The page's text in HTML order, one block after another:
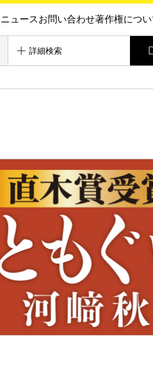
ニュースお問い合わせ著作権につい
詳細検索